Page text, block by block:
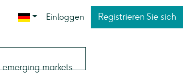
Einloggen Registrieren Sie sich